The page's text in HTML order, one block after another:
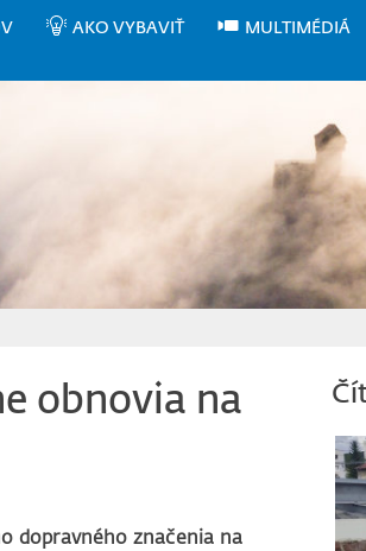
AKO VYBAVIŤ MULTIMÉDIÁ
obnovia na
dopravného značenia na